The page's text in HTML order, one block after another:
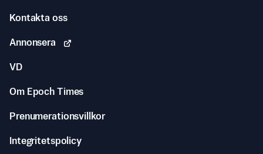
Kontakta oss
Annonsera
VD
Om Epoch Times
Prenumerationsvillkor
Integritetspolicy